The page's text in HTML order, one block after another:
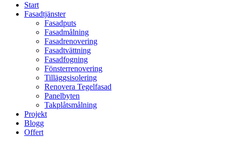
Start
Fasadtjänster
Fasadputs
Fasadmålning
Fasadrenovering
Fasadtvättning
Fasadfogning
Fönsterrenovering
Tilläggsisolering
Renovera Tegelfasad
Panelbyten
Takplåtsmålning
Projekt
Blogg
Offert